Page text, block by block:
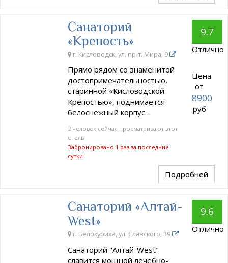
Санаторий
«Крепость»
г. Кисловодск, ул. пр-т. Мира, 9
Прямо рядом со знаменитой
достопримечательностью,
старинной «Кисловодской
Крепостью», поднимается
белоснежный корпус…
2 человек сейчас просматривают этот
отель
Забронировано 1 раз за последние
сутки
9.7
Отлично
Цена
от
8900
руб
Подробней
Санаторий «Алтай-
West»
г. Белокуриха, ул. Славского, 39
Санаторий "Алтай-West"
славится мощной лечебно-
9.6
Отлично